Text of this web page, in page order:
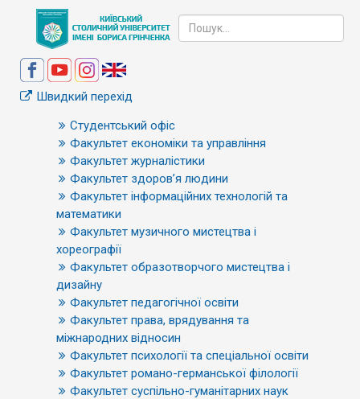
Швидкий перехід
Студентський офіс
Факультет економіки та управління
Факультет журналістики
Факультет здоров’я людини
Факультет інформаційних технологій та
математики
Факультет музичного мистецтва і
хореографії
Факультет образотворчого мистецтва і
дизайну
Факультет педагогічної освіти
Факультет права, врядування та
міжнародних відносин
Факультет психології та спеціальної освіти
Факультет романо-германської філології
Факультет суспільно-гуманітарних наук